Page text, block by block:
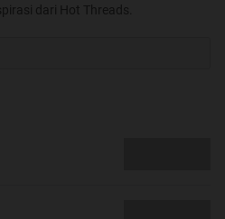
dari Hot Threads.